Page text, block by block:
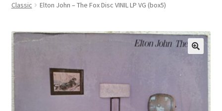
Echipamente
Classic
Elton John – The Fox Disc VINIL LP VG (box5)